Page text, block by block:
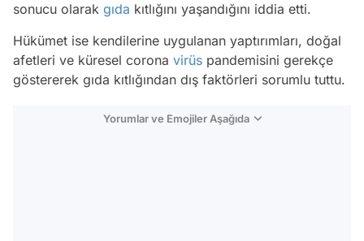
sonucu olarak gıda kıtlığını yaşandığını iddia etti.
Hükümet ise kendilerine uygulanan yaptırımları, doğal
afetleri ve küresel corona virüs pandemisini gerekçe
göstererek gıda kıtlığından dış faktörleri sorumlu tuttu.
Yorumlar ve Emojiler Aşağıda